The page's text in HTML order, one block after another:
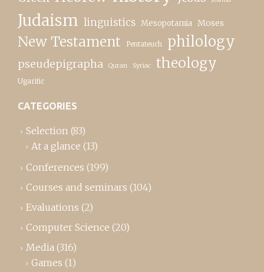
Judaism linguistics Mesopotamia Moses
New Testament Pentateuch philology
pseudepigrapha Quran Syriac theology
Ugaritic
CATEGORIES
Selection (83)
At a glance (13)
Conferences (199)
Courses and seminars (104)
Evaluations (2)
Computer Science (20)
Media (316)
Games (1)